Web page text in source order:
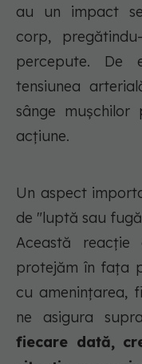
au un impact
corp,
percepute. De
tensiunea
sânge
acțiune.
Un aspect
de "luptă sau
Această
protejăm în fața
cu amenințarea,
ne asigura
fiecare dată,